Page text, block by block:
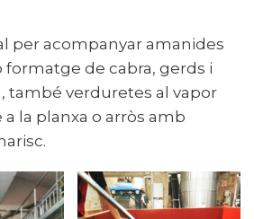
per acompanyar amanides
de cabra, gerds i
també verduretes al vapor
la planxa o arròs amb